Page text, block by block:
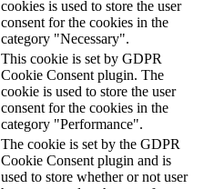
cookies is used to store the user
consent for the cookies in the
category "Necessary".
This cookie is set by GDPR
Cookie Consent plugin. The
cookie is used to store the user
consent for the cookies in the
category "Performance".
The cookie is set by the GDPR
Cookie Consent plugin and is
used to store whether or not user